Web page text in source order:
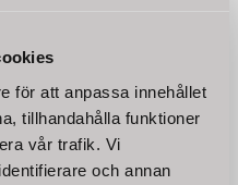
för att anpassa innehållet
tillhandahålla funktioner
vår trafik. Vi
och annan